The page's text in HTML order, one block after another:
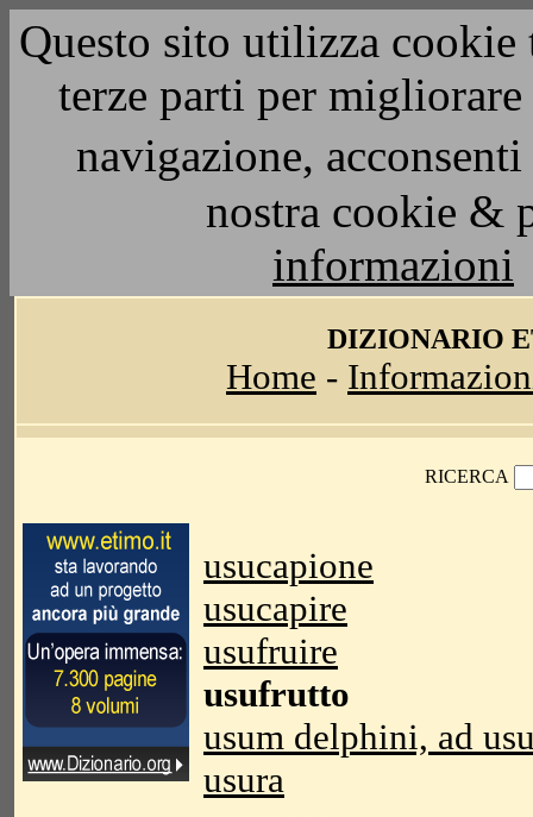
Questo sito utilizza
terze parti per
navigazione,
nostra cookie &
informazioni
DIZIONARIO
Home -
RICERCA
usucapione
usucapire
usufruire
usufrutto
usum delphini, ad
usura